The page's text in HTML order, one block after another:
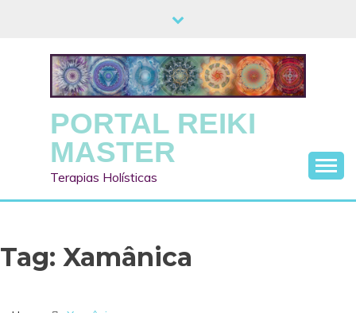
PORTAL REIKI
MASTER
Terapias Holísticas
Tag: Xamânica